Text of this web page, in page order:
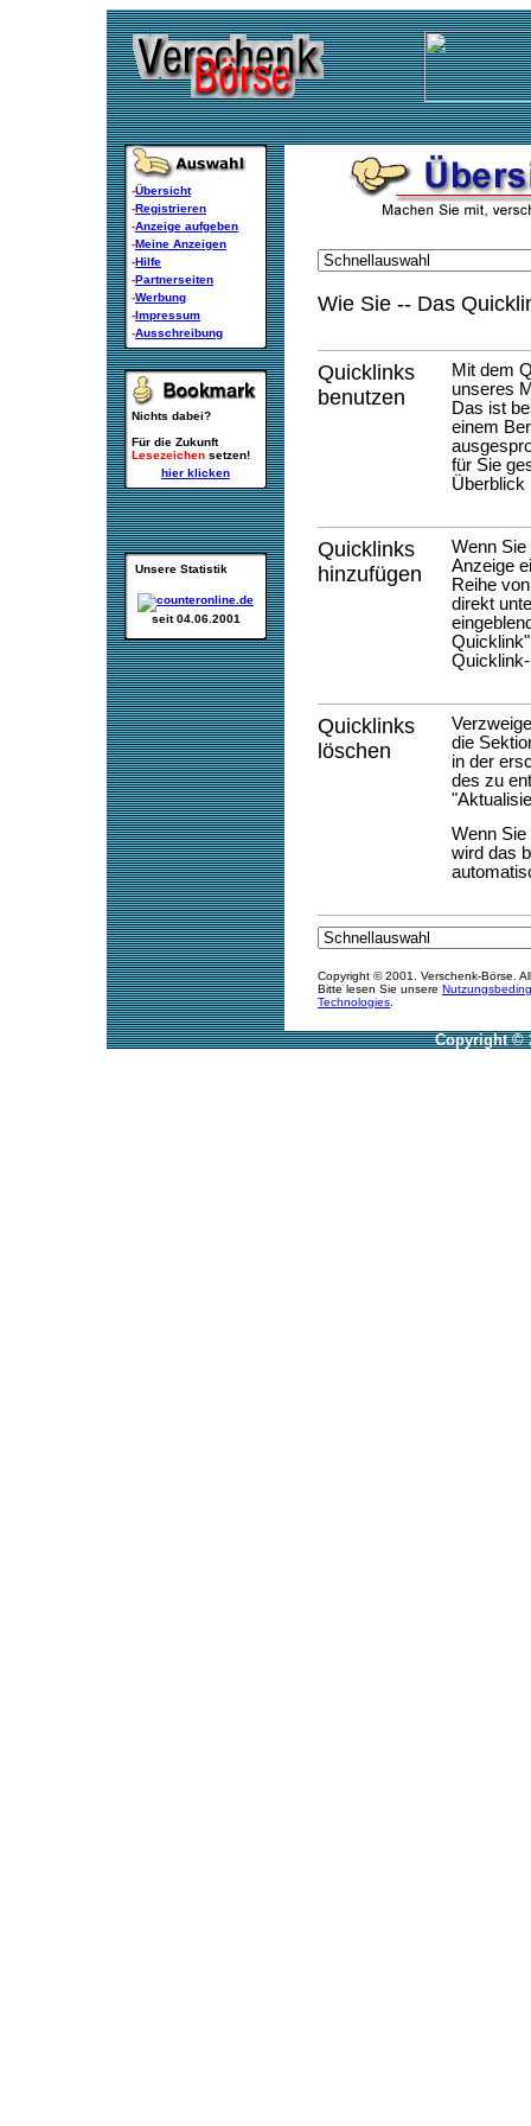
-Übersicht
-Registrieren
-Anzeige aufgeben
-Meine Anzeigen
-Hilfe
-Partnerseiten
-Werbung
-Impressum
-Ausschreibung
Nichts dabei?
Für die Zukunft
Lesezeichen setzen!
hier klicken
Unsere Statistik
seit 04.06.2001
Wie Sie -- Das
Quicklinks
benutzen
Mit dem
unseres
Das ist
einem
für Sie
Überblick
Quicklinks
hinzufügen
Wenn
Anzeige
Reihe
direkt
Quicklinks
löschen
die
in der
des zu
Wenn
wird das
Copyright © 2001. Verschenk-Börse.
Bitte lesen Sie unsere
Technologies
Copyright ©